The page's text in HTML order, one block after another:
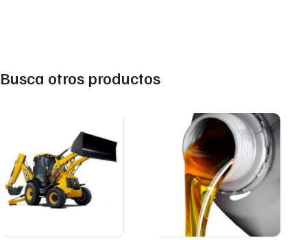
Busca otros productos